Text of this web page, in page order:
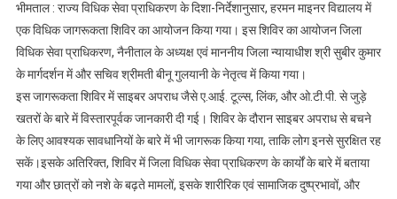
माइनर
विद्यालय
में
विधिक
जागरूकता
शिविर
का
आयोजन
भीमताल : राज्य विधिक सेवा प्राधिकरण के दिशा-निर्देशानुसार, हरमन माइनर विद्यालय में
एक विधिक जागरूकता शिविर का आयोजन किया गया। इस शिविर का आयोजन जिला
विधिक सेवा प्राधिकरण, नैनीताल के अध्यक्ष एवं माननीय जिला न्यायाधीश श्री सुबीर कुमार
के मार्गदर्शन में और सचिव श्रीमती बीनू गुलयानी के नेतृत्व में किया गया।
इस जागरूकता शिविर में साइबर अपराध जैसे ए.आई. टूल्स, लिंक, और ओ.टी.पी. से जुड़े
खतरों के बारे में विस्तारपूर्वक जानकारी दी गई। शिविर के दौरान साइबर अपराध से बचने
के लिए आवश्यक सावधानियों के बारे में भी जागरूक किया गया, ताकि लोग इनसे सुरक्षित रह
सकें।इसके अतिरिक्त, शिविर में जिला विधिक सेवा प्राधिकरण के कार्यों के बारे में बताया
गया और छात्रों को नशे के बढ़ते मामलों, इसके शारीरिक एवं सामाजिक दुष्प्रभावों, और